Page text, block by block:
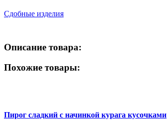
Сдобные изделия
Описание товара:
Похожие товары:
Пирог сладкий с начинкой курага кусочками